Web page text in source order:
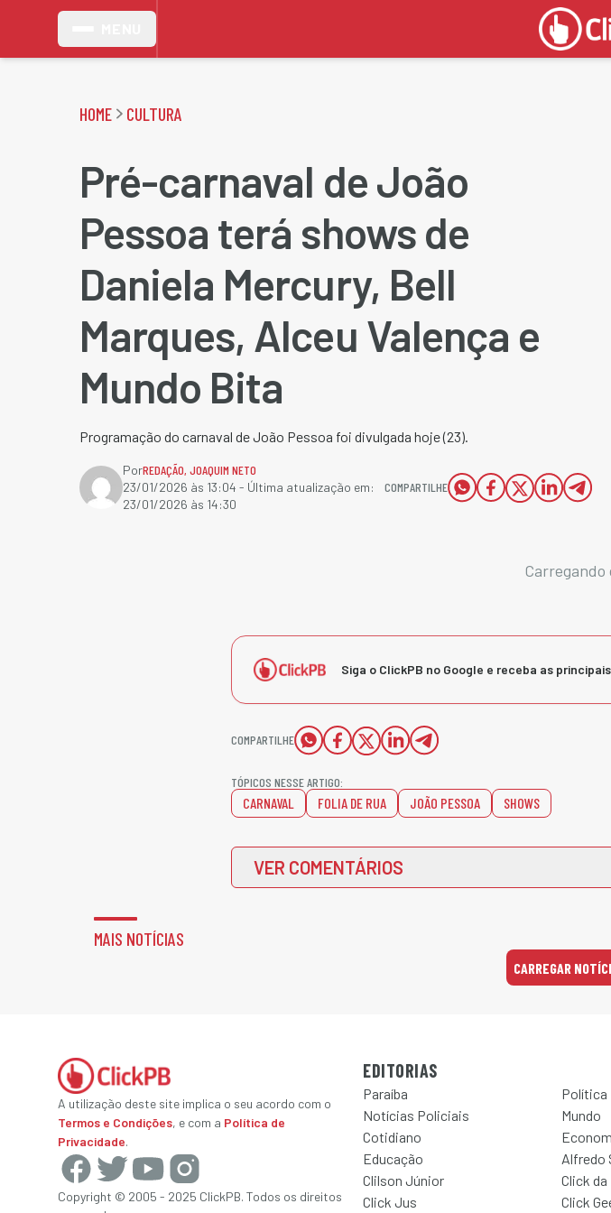
HOME CULTURA
Pré-carnaval de João
Pessoa terá shows de
Daniela Mercury, Bell
Marques, Alceu Valença e
Mundo Bita
Programação do carnaval de João Pessoa foi divulgada hoje (23).
PorREDAÇÃO, JOAQUIM NETO
23/01/2026 às 13:04 - Última atualização em:
23/01/2026 às 14:30
COMPARTILHE
Siga o ClickPB no Google e receba as
COMPARTILHE
TÓPICOS NESSE ARTIGO:
CARNAVAL FOLIA DE RUA JOÃO PESSOA SHOWS
VER COMENTÁRIOS
MAIS NOTÍCIAS
CARREGAR
A utilização deste site implica o seu acordo com o
Termos e Condições, e com a Política de
Privacidade.
Copyright © 2005 - 2025 ClickPB. Todos os direitos
EDITORIAS
Paraíba Política
Notícias Policiais
Mundo
Cotidiano
Educação
Alfredo
Clilson Júnior
Click da
Click Jus
Click